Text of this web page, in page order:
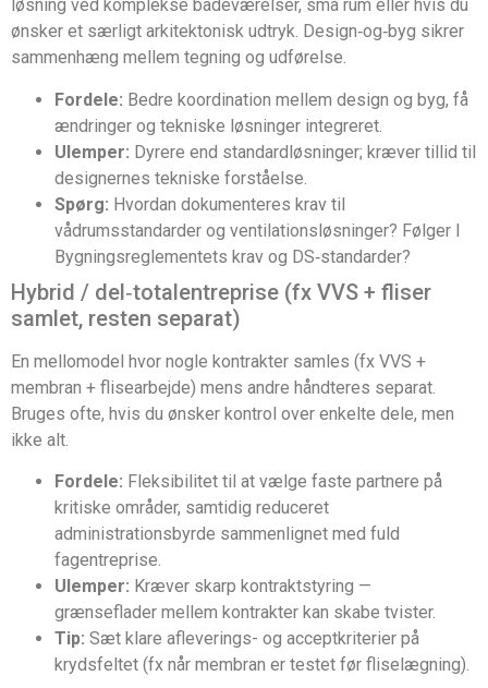
løsning ved komplekse badeværelser, små rum eller hvis du
ønsker et særligt arkitektonisk udtryk. Design‑og‑byg sikrer
sammenhæng mellem tegning og udførelse.
Fordele: Bedre koordination mellem design og byg, få
ændringer og tekniske løsninger integreret.
Ulemper: Dyrere end standardløsninger; kræver tillid til
designernes tekniske forståelse.
Spørg: Hvordan dokumenteres krav til
vådrumsstandarder og ventilationsløsninger? Følger I
Bygningsreglementets krav og DS‑standarder?
Hybrid / del‑totalentreprise (fx VVS + fliser
samlet, resten separat)
En mellomodel hvor nogle kontrakter samles (fx VVS +
membran + flisearbejde) mens andre håndteres separat.
Bruges ofte, hvis du ønsker kontrol over enkelte dele, men
ikke alt.
Fordele: Fleksibilitet til at vælge faste partnere på
kritiske områder, samtidig reduceret
administrationsbyrde sammenlignet med fuld
fagentreprise.
Ulemper: Kræver skarp kontraktstyring —
grænseflader mellem kontrakter kan skabe tvister.
Tip: Sæt klare afleverings- og acceptkriterier på
krydsfeltet (fx når membran er testet før fliselægning).